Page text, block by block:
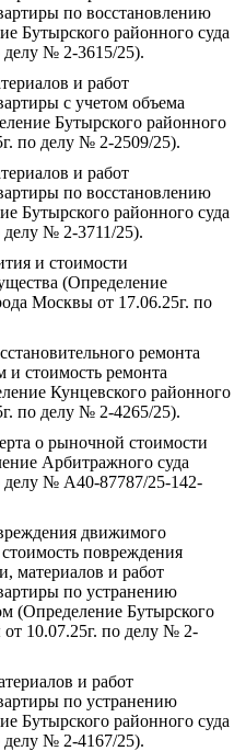
по восстановлению
Бутырского районного суда
делу № 2-3615/25).
и работ
с учетом объема
Бутырского районного
по делу № 2-2509/25).
и работ
по восстановлению
Бутырского районного суда
делу № 2-3711/25).
и стоимости
(Определение
Москвы от 17.06.25г. по
ремонта
и стоимость ремонта
Кунцевского районного
по делу № 2-4265/25).
о рыночной стоимости
Арбитражного суда
делу № А40-87787/25-142-
движимого
повреждения
материалов и работ
по устранению
(Определение Бутырского
10.07.25г. по делу № 2-
и работ
по устранению
Бутырского районного суда
делу № 2-4167/25).